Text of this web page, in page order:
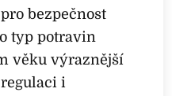
bezpečnost
typ potravin
věku výraznější
i